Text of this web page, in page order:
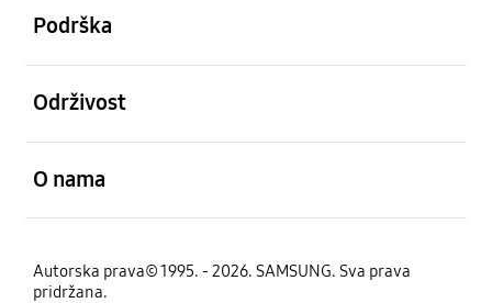
Podrška
Održivost
O nama
Autorska prava© 1995. - 2026. SAMSUNG. Sva prava
pridržana.